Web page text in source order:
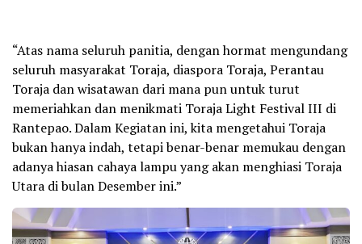
“Atas nama seluruh panitia, dengan hormat mengundang
seluruh masyarakat Toraja, diaspora Toraja, Perantau
Toraja dan wisatawan dari mana pun untuk turut
memeriahkan dan menikmati Toraja Light Festival III di
Rantepao. Dalam Kegiatan ini, kita mengetahui Toraja
bukan hanya indah, tetapi benar-benar memukau dengan
adanya hiasan cahaya lampu yang akan menghiasi Toraja
Utara di bulan Desember ini.”